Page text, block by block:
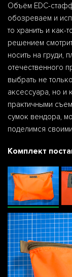
Объём EDC-
обозреваем и
то хранить и как-
решением
носить на груди,
отечественного
выбрать не
аксессуара, но и
практичными
сумок вендора,
поделимся
Комплект